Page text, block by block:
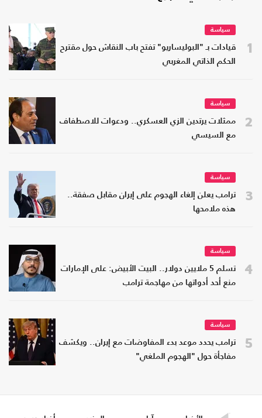
1
سياسة
قيادات بـ "البوليساريو" تفتح باب النقاش حول مقترح
الحكم الذاتي المغربي
2
سياسة
ممثلات يرتدين الزي العسكري.. ودعوات للاصطفاف
مع السيسي
3
سياسة
ترامب يعلن إلغاء الهجوم على إيران مقابل صفقة..
هذه ملامحها
4
سياسة
تسلم 5 ملايين دولار.. البيت الأبيض: على الإمارات
منع أحد أدواتها من مهاجمة ترامب
5
سياسة
ترامب يحدد موعد بدء المفاوضات مع إيران.. ويكشف
مفاجأة حول "الهجوم الملغي"